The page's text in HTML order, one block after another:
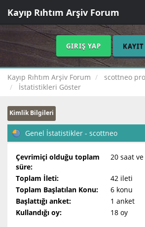
Kayıp Rıhtım Arşiv Forum
GIRIŞ YAP
Kayıp Rıhtım Arşiv Forum
scottneo
İstatistikleri Göster
Kimlik Bilgileri
Genel İstatistikler - scottneo
Çevrimiçi olduğu toplam
süre:
20 saat
Toplam İleti:
42 ileti
Toplam Başlatılan Konu:
6 konu
Başlattığı anket:
1 anket
Kullandığı oy:
18 oy